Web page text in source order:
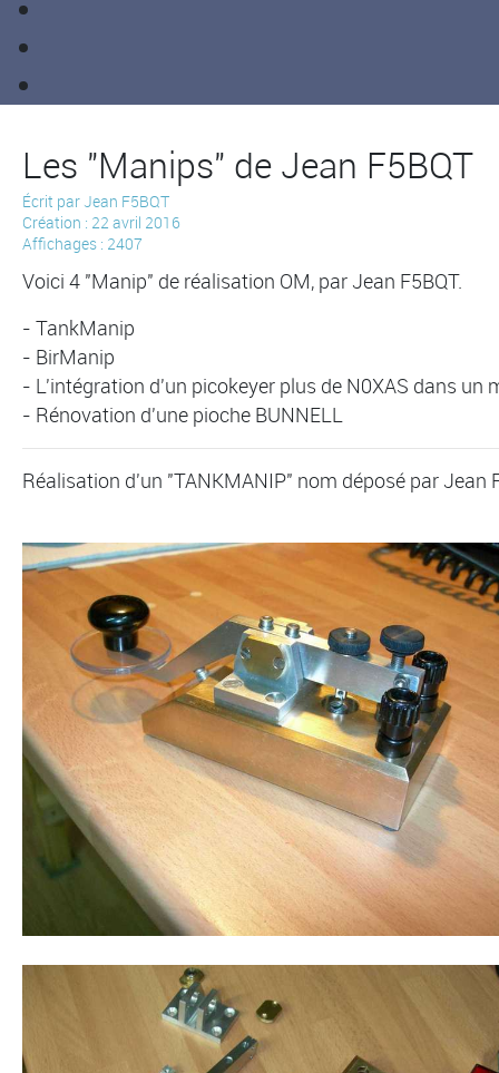
Les "Manips" de Jean F5BQT
Écrit par Jean F5BQT
Création : 22 avril 2016
Affichages : 2407
Voici 4 "Manip" de réalisation OM, par Jean F5BQT.
- TankManip
- BirManip
- L'intégration d'un picokeyer plus de N0XAS dans un
- Rénovation d'une pioche BUNNELL
Réalisation d'un "TANKMANIP" nom déposé par Jean